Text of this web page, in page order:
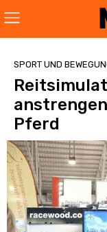
SPORT UND
Pferd